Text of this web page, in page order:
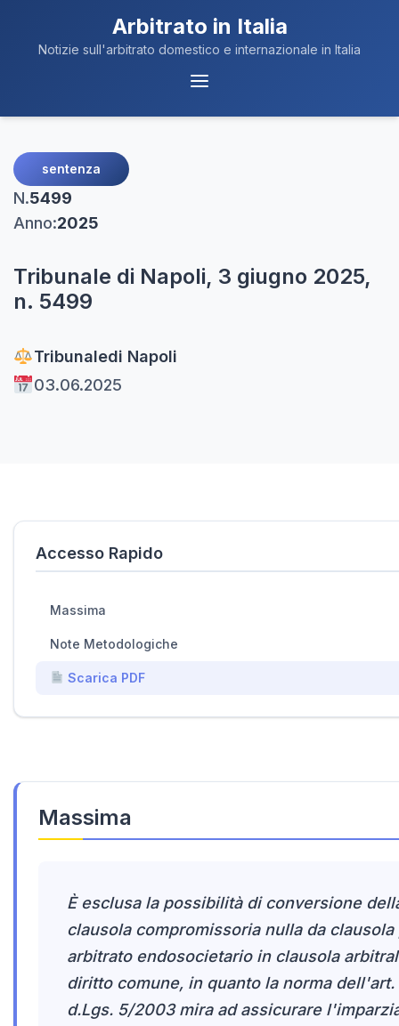
Arbitrato in Italia
Notizie sull'arbitrato domestico e internazionale in Italia
Menu
sentenza
N.5499
Anno:2025
Tribunale di Napoli, 3 giugno 2025,
n. 5499
Tribunaledi Napoli
03.06.2025
Massima
È esclusa la possibilità di conversione
clausola compromissoria nulla da clausola
arbitrato endosocietario in clausola
diritto comune, in quanto la norma dell'art.
d.Lgs. 5/2003 mira ad assicurare
Accesso Rapido
Massima
Note Metodologiche
Scarica PDF